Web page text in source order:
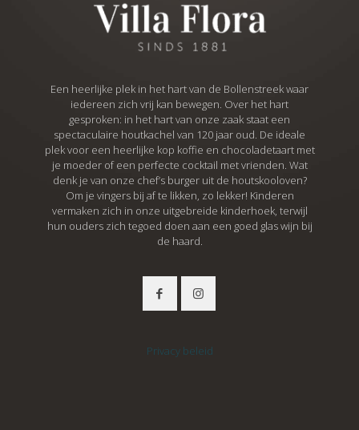
Een heerlijke plek in het hart van de Bollenstreek waar
iedereen zich vrij kan bewegen. Over het hart
gesproken: in het hart van onze zaak staat een
spectaculaire houtkachel van 120 jaar oud. De ideale
plek voor een heerlijke kop koffie en chocoladetaart met
je moeder of een perfecte cocktail met vrienden. Wat
denk je van onze chef’s burger uit de houtskooloven?
Om je vingers bij af te likken, zo lekker! Kinderen
vermaken zich in onze uitgebreide kinderhoek, terwijl
hun ouders zich tegoed doen aan een goed glas wijn bij
de haard.
Privacy beleid